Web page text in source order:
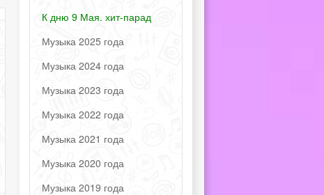
К дню 9 Мая. хит-парад
Музыка 2025 года
Музыка 2024 года
Музыка 2023 года
Музыка 2022 года
Музыка 2021 года
Музыка 2020 года
Музыка 2019 года